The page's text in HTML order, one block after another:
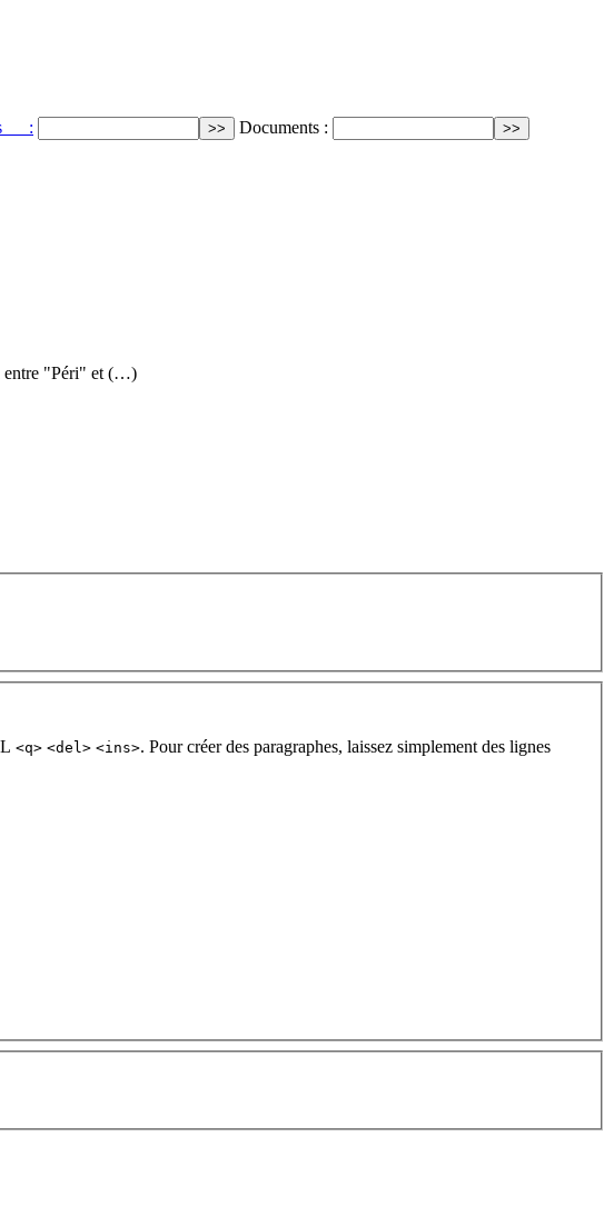
: Documents :
entre "Péri" et (…)
<q> <del> <ins>. Pour créer des paragraphes, laissez simplement des lignes